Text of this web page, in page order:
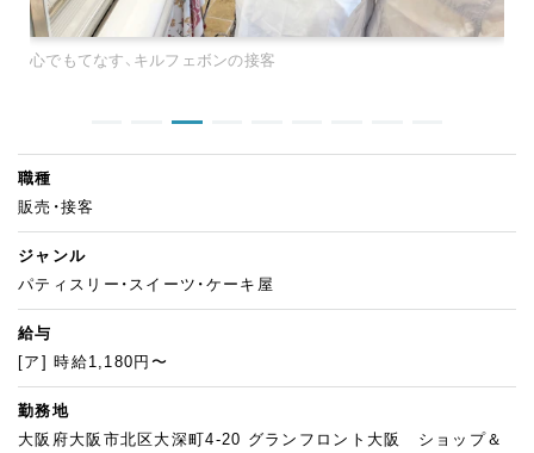
心でもてなす、キルフェボンの接客
職種
販売・接客
ジャンル
パティスリー・スイーツ・ケーキ屋
給与
[ア] 時給1,180円〜
勤務地
大阪府大阪市北区大深町4-20 グランフロント大阪 ショップ＆